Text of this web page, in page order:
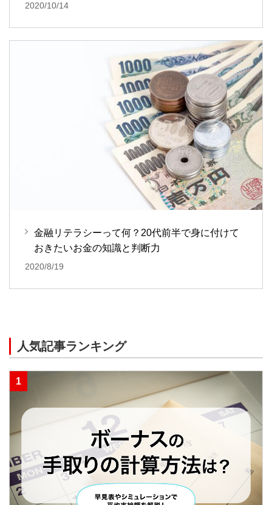
2020/10/14
金融リテラシーって何？20代前半で身に付けて
おきたいお金の知識と判断力
2020/8/19
人気記事ランキング